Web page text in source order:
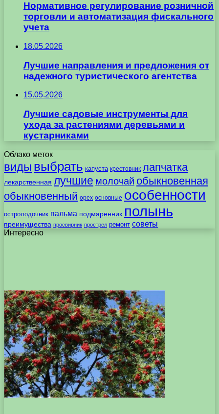
Нормативное регулирование розничной
торговли и автоматизация фискального
учета
18.05.2026
Лучшие направления и предложения от
надежного туристического агентства
15.05.2026
Лучшие садовые инструменты для
ухода за растениями деревьями и
кустарниками
Облако меток
виды выбрать капуста крестовник лапчатка
лекарственная лучшие молочай обыкновенная
обыкновенный орех основные особенности
остролодочник пальма подмаренник полынь
преимущества просвирник прострел ремонт советы
Интересно